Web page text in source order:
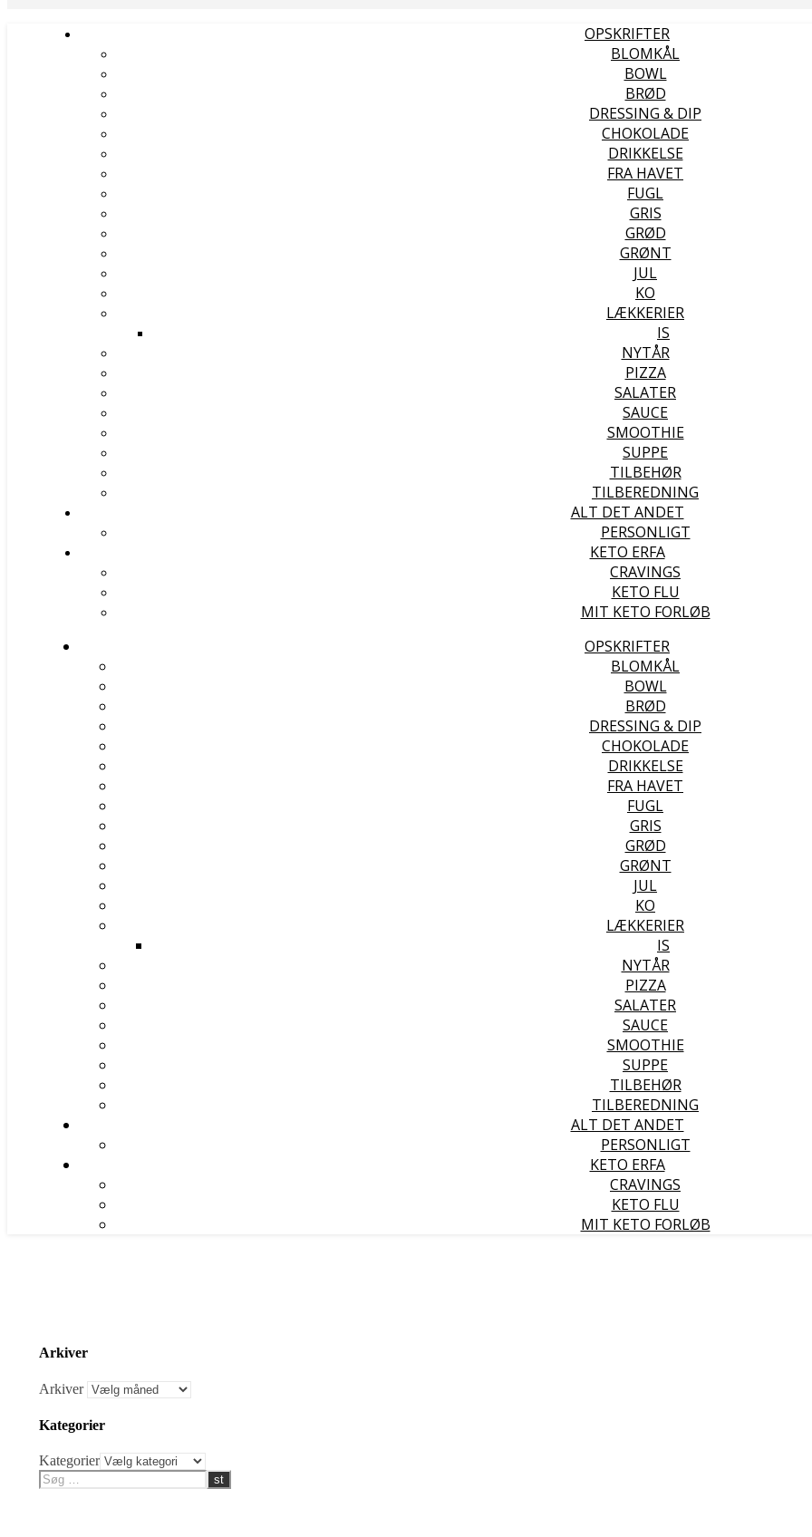
OPSKRIFTER
BLOMKÅL
BOWL
BRØD
DRESSING & DIP
CHOKOLADE
DRIKKELSE
FRA HAVET
FUGL
GRIS
GRØD
GRØNT
JUL
KO
LÆKKERIER
IS
NYTÅR
PIZZA
SALATER
SAUCE
SMOOTHIE
SUPPE
TILBEHØR
TILBEREDNING
ALT DET ANDET
PERSONLIGT
KETO ERFA
CRAVINGS
KETO FLU
MIT KETO FORLØB
OPSKRIFTER
BLOMKÅL
BOWL
BRØD
DRESSING & DIP
CHOKOLADE
DRIKKELSE
FRA HAVET
FUGL
GRIS
GRØD
GRØNT
JUL
KO
LÆKKERIER
IS
NYTÅR
PIZZA
SALATER
SAUCE
SMOOTHIE
SUPPE
TILBEHØR
TILBEREDNING
ALT DET ANDET
PERSONLIGT
KETO ERFA
CRAVINGS
KETO FLU
MIT KETO FORLØB
Arkiver
Arkiver
Kategorier
Kategorier